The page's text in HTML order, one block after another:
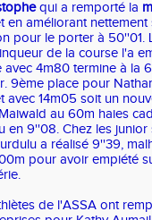
qui a remporté la
en améliorant
pour le porter à 50''01.
de la course l'a
avec 4m80 termine à la
9ème place pour
avec 14m05 soit un
au 60m haies
en 9''08. Chez les
a réalisé 9''39,
pour avoir empiété
de l'ASSA ont